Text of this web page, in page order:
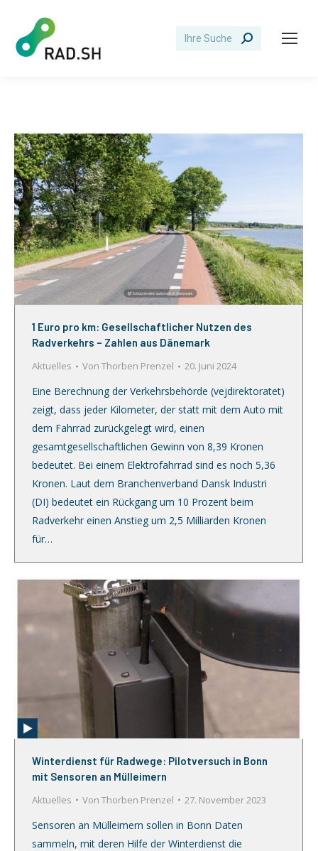
Search:
1 Euro pro km: Gesellschaftlicher Nutzen des
Radverkehrs – Zahlen aus Dänemark
Aktuelles
Von Thorben Prenzel 20. Juni 2024
Eine Berechnung der Verkehrsbehörde (vejdirektoratet)
zeigt, dass jeder Kilometer, der statt mit dem Auto mit
dem Fahrrad zurückgelegt wird, einen
gesamtgesellschaftlichen Gewinn von 8,39 Kronen
bedeutet. Bei einem Elektrofahrrad sind es noch 5,36
Kronen. Laut dem Branchenverband Dansk Industri
(DI) bedeutet ein Rückgang um 10 Prozent beim
Radverkehr einen Anstieg um 2,5 Milliarden Kronen
für…
Winterdienst für Radwege: Pilotversuch in Bonn
mit Sensoren an Mülleimern
Aktuelles
Von Thorben Prenzel 27. November 2023
Sensoren an Mülleimern sollen in Bonn Daten
sammeln, mit deren Hilfe der Winterdienst die